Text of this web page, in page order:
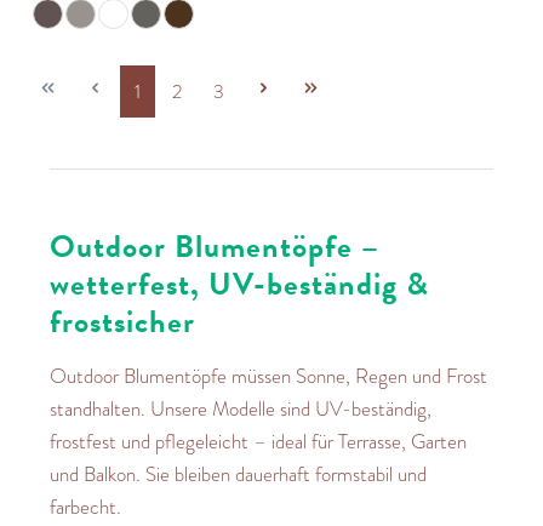
Seite
1 Seite
2 Seite
3
Outdoor Blumentöpfe –
wetterfest, UV-beständig &
frostsicher
Outdoor Blumentöpfe müssen Sonne, Regen und Frost
standhalten. Unsere Modelle sind UV-beständig,
frostfest und pflegeleicht – ideal für Terrasse, Garten
und Balkon. Sie bleiben dauerhaft formstabil und
farbecht.